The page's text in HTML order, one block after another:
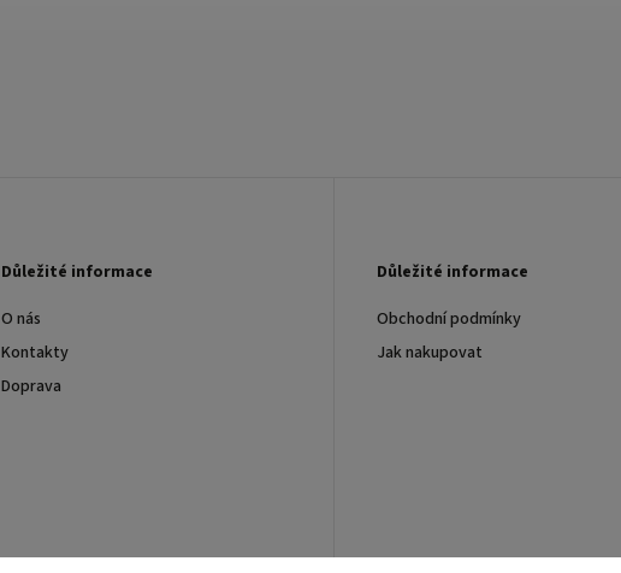
Důležité informace
O nás
Kontakty
Doprava
Důležité informace
Obchodní podmínky
Jak nakupovat